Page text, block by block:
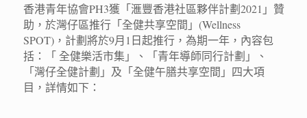
香港青年協會PH3獲「滙豐香港社區夥伴計劃2021」贊
助，於灣仔區推行「全健共享空間」(Wellness
SPOT)，計劃將於9月1日起推行，為期一年，內容包
括：「 全健樂活市集」、「青年導師同行計劃」、
「灣仔全健計劃」及「全健午膳共享空間」四大項
目，詳情如下：